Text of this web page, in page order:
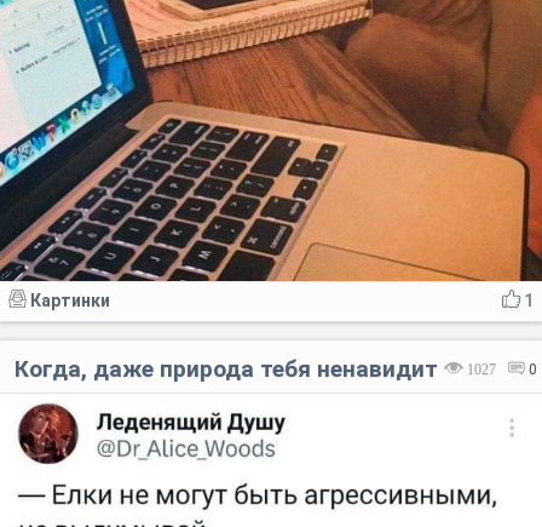
1
Картинки
1027 0
Когда, даже природа тебя ненавидит